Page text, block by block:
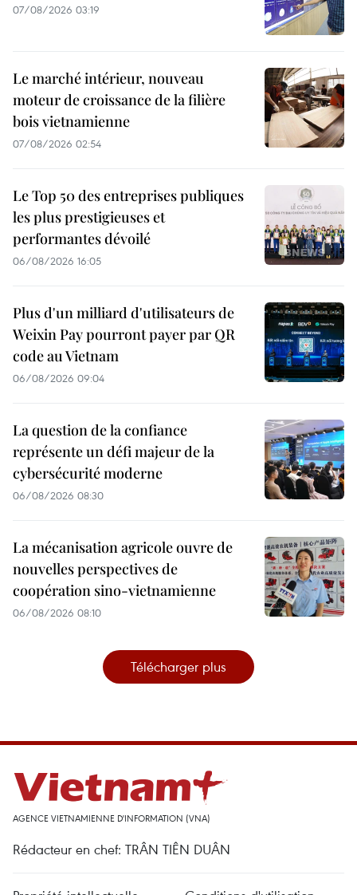
07/08/2026 03:19
Le marché intérieur, nouveau
moteur de croissance de la filière
bois vietnamienne
07/08/2026 02:54
Le Top 50 des entreprises publiques
les plus prestigieuses et
performantes dévoilé
06/08/2026 16:05
Plus d'un milliard d'utilisateurs de
Weixin Pay pourront payer par QR
code au Vietnam
06/08/2026 09:04
La question de la confiance
représente un défi majeur de la
cybersécurité moderne
06/08/2026 08:30
La mécanisation agricole ouvre de
nouvelles perspectives de
coopération sino-vietnamienne
06/08/2026 08:10
Télécharger plus
AGENCE VIETNAMIENNE D'INFORMATION (VNA)
Rédacteur en chef: TRÂN TIÊN DUÂN